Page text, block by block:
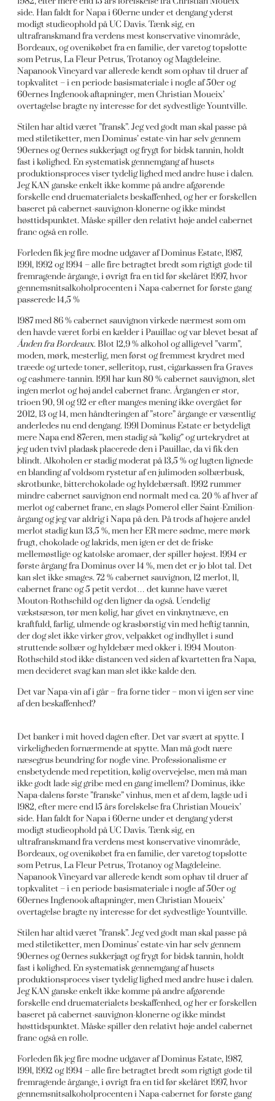
side. Han faldt for Napa i 60erne under et dengang yderst
modigt studieophold på UC Davis. Tænk sig, en
ultrafranskmand fra verdens mest konservative vinområde,
Bordeaux, og ovenikøbet fra en familie, der varetog topslotte
som Petrus, La Fleur Petrus, Trotanoy og Magdeleine.
Napanook Vineyard var allerede kendt som ophav til druer af
topkvalitet – i en periode basismateriale i nogle af 50er og
60ernes Inglenook-aftapninger, men Christian Moueix’
overtagelse bragte ny interesse for det sydvestlige Yountville.
Stilen har altid været ”fransk”. Jeg ved godt man skal passe på
med stiletiketter, men Dominus’ estate-vin har selv gennem
90ernes og 0ernes sukkerjagt og frygt for bidsk tannin, holdt
fast i kølighed. En systematisk gennemgang af husets
produktionsproces viser tydelig lighed med andre huse i dalen.
Jeg KAN ganske enkelt ikke komme på andre afgørende
forskelle end druematerialets beskaffenhed, og her er forskellen
baseret på cabernet-sauvignon-klonerne og ikke mindst
høsttidspunktet. Måske spiller den relativt høje andel cabernet
franc også en rolle.
Forleden fik jeg fire modne udgaver af Dominus Estate, 1987,
1991, 1992 og 1994 – alle fire betragtet bredt som rigtigt gode til
fremragende årgange, i øvrigt fra en tid før skelåret 1997, hvor
gennemsnitsalkoholprocenten i Napa-cabernet for første gang
passerede 14,5 %
1987 med 86 % cabernet sauvignon virkede nærmest som om
den havde været forbi en kælder i Pauillac og var blevet besat af
Ånden fra Bordeaux. Blot 12,9 % alkohol og alligevel ”varm”,
moden, mørk, mesterlig, men først og fremmest krydret med
træede og urtede toner, selleritop, rust, cigarkassen fra Graves
og cashmere-tannin. 1991 har kun 80 % cabernet sauvignon, slet
ingen merlot og høj andel cabernet franc. Årgangen er stor,
trioen 90, 91 og 92 er efter manges mening ikke overgået før
2012, 13 og 14, men håndteringen af ”store” årgange er væsentlig
anderledes nu end dengang. 1991 Dominus Estate er betydeligt
mere Napa end 87eren, men stadig så ”kølig” og urtekrydret at
jeg uden tvivl pladask placerede den i Pauillac, da vi fik den
blindt. Alkoholen er stadig moderat på 13,5 % og lugten lignede
en blanding af voldsom rystetur af en julimoden solbærbusk,
skrotbunke, bitterchokolade og hyldebærsaft. 1992 rummer
mindre cabernet sauvignon end normalt med ca. 20 % af hver af
merlot og cabernet franc, en slags Pomerol eller Saint-Emilion-
årgang og jeg var aldrig i Napa på den. På trods af højere andel
merlot stadig kun 13,5 %, men her ER mere sødme, mere mørk
frugt, chokolade og lakrids, men igen er det de friske
mellemøstlige og katolske aromaer, der spiller højest. 1994 er
første årgang fra Dominus over 14 %, men det er jo blot tal. Det
kan slet ikke smages. 72 % cabernet sauvignon, 12 merlot, 11,
cabernet franc og 5 petit verdot… det kunne have været
Mouton-Rothschild og den ligner da også. Uendelig
vækstsæson, tør men kølig, har givet en vinknytnæve, en
kraftfuld, farlig, ulmende og krasbørstig vin med heftig tannin,
der dog slet ikke virker grov, velpakket og indhyllet i sund
struttende solbær og hyldebær med okker i. 1994 Mouton-
Rothschild stod ikke distancen ved siden af kvartetten fra Napa,
men decideret svag kan man slet ikke kalde den.
Det var Napa-vin af i går – fra forne tider – mon vi igen ser vine
af den beskaffenhed?
Det banker i mit hoved dagen efter. Det var svært at spytte. I
virkeligheden fornærmende at spytte. Man må godt nære
næsegrus beundring for nogle vine. Professionalisme er
ensbetydende med repetition, kølig overvejelse, men må man
ikke godt lade sig gribe med en gang imellem? Dominus, ikke
Napa-dalens første ”franske” vinhus, men et af dem, lagde ud i
1982, efter mere end 15 års forelskelse fra Christian Moueix’
side. Han faldt for Napa i 60erne under et dengang yderst
modigt studieophold på UC Davis. Tænk sig, en
ultrafranskmand fra verdens mest konservative vinområde,
Bordeaux, og ovenikøbet fra en familie, der varetog topslotte
som Petrus, La Fleur Petrus, Trotanoy og Magdeleine.
Napanook Vineyard var allerede kendt som ophav til druer af
topkvalitet – i en periode basismateriale i nogle af 50er og
60ernes Inglenook-aftapninger, men Christian Moueix’
overtagelse bragte ny interesse for det sydvestlige Yountville.
Stilen har altid været ”fransk”. Jeg ved godt man skal passe på
med stiletiketter, men Dominus’ estate-vin har selv gennem
90ernes og 0ernes sukkerjagt og frygt for bidsk tannin, holdt
fast i kølighed. En systematisk gennemgang af husets
produktionsproces viser tydelig lighed med andre huse i dalen.
Jeg KAN ganske enkelt ikke komme på andre afgørende
forskelle end druematerialets beskaffenhed, og her er forskellen
baseret på cabernet-sauvignon-klonerne og ikke mindst
høsttidspunktet. Måske spiller den relativt høje andel cabernet
franc også en rolle.
Forleden fik jeg fire modne udgaver af Dominus Estate, 1987,
1991, 1992 og 1994 – alle fire betragtet bredt som rigtigt gode til
fremragende årgange, i øvrigt fra en tid før skelåret 1997, hvor
gennemsnitsalkoholprocenten i Napa-cabernet for første gang